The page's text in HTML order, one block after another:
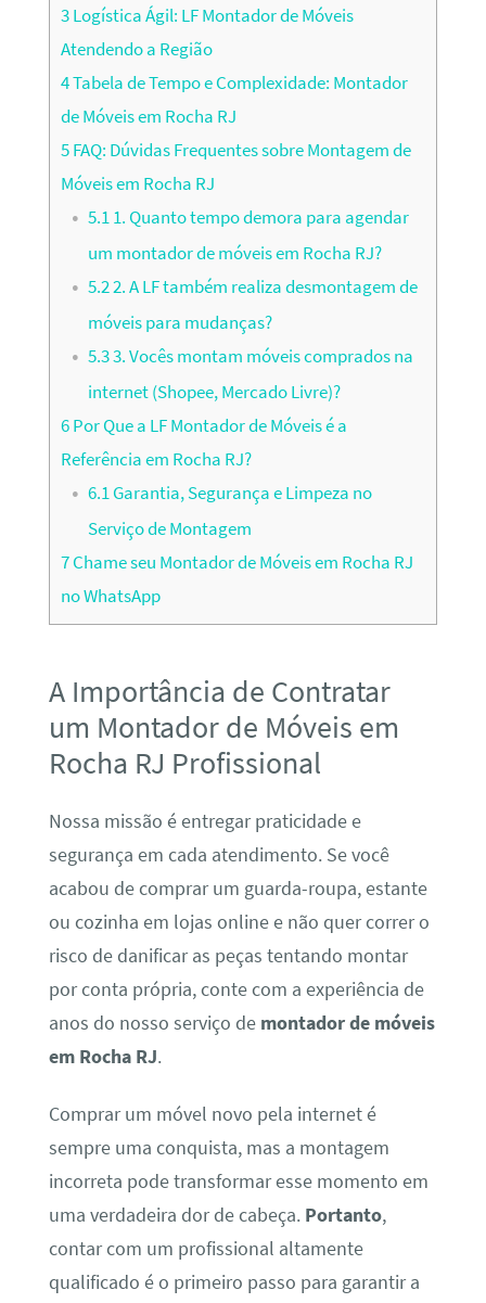
3Logística Ágil: LF Montador de Móveis
Atendendo a Região
4Tabela de Tempo e Complexidade: Montador
de Móveis em Rocha RJ
5FAQ: Dúvidas Frequentes sobre Montagem de
Móveis em Rocha RJ
5.11. Quanto tempo demora para agendar
um montador de móveis em Rocha RJ?
5.22. A LF também realiza desmontagem de
móveis para mudanças?
5.33. Vocês montam móveis comprados na
internet (Shopee, Mercado Livre)?
6Por Que a LF Montador de Móveis é a
Referência em Rocha RJ?
6.1Garantia, Segurança e Limpeza no
Serviço de Montagem
7Chame seu Montador de Móveis em Rocha RJ
no WhatsApp
A Importância de Contratar
um Montador de Móveis em
Rocha RJ Profissional
Nossa missão é entregar praticidade e
segurança em cada atendimento. Se você
acabou de comprar um guarda-roupa, estante
ou cozinha em lojas online e não quer correr o
risco de danificar as peças tentando montar
por conta própria, conte com a experiência de
anos do nosso serviço de montador de móveis
em Rocha RJ.
Comprar um móvel novo pela internet é
sempre uma conquista, mas a montagem
incorreta pode transformar esse momento em
uma verdadeira dor de cabeça. Portanto,
contar com um profissional altamente
qualificado é o primeiro passo para garantir a